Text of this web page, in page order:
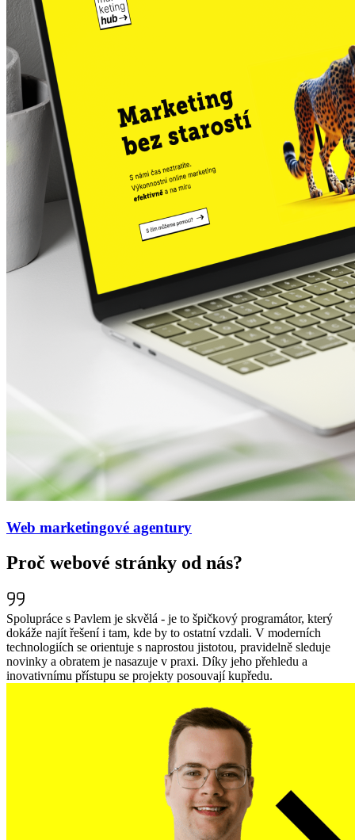
Web marketingové agentury
Proč webové stránky od nás?
Spolupráce s Pavlem je skvělá - je to špičkový programátor, který
dokáže najít řešení i tam, kde by to ostatní vzdali. V moderních
technologiích se orientuje s naprostou jistotou, pravidelně sleduje
novinky a obratem je nasazuje v praxi. Díky jeho přehledu a
inovativnímu přístupu se projekty posouvají kupředu.